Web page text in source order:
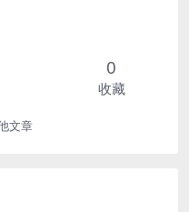
0
收藏
文章